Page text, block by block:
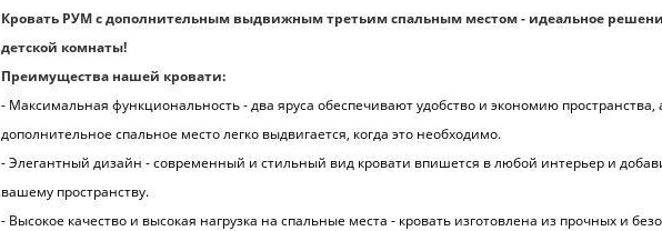
Кровать РУМ с дополнительным выдвижным третьим спальным местом - идеальное
детской комнаты!
Преимущества нашей кровати:
- Максимальная функциональность - два яруса обеспечивают удобство и экономию пространства,
дополнительное спальное место легко выдвигается, когда это необходимо.
- Элегантный дизайн - современный и стильный вид кровати впишется в любой интерьер и
вашему пространству.
- Высокое качество и высокая нагрузка на спальные места - кровать изготовлена из прочных и